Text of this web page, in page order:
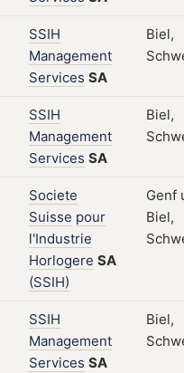
SSIH
Management
Services SA
Biel,
SSIH
Management
Services SA
Biel,
Societe
Suisse pour
l'Industrie
Horlogere SA
(SSIH)
Genf
Biel,
SSIH
Management
Services SA
Biel,